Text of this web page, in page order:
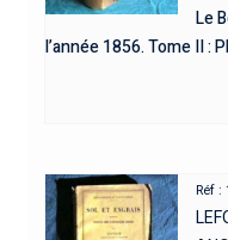
Le
l’année 1856. Tome II :
Réf :